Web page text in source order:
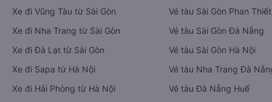
Xe đi Vũng Tàu từ Sài Gòn
Xe đi Nha Trang từ Sài Gòn
Xe đi Đà Lạt từ Sài Gòn
Xe đi Sapa từ Hà Nội
Xe đi Hải Phòng từ Hà Nội
Vé tàu Sài Gòn Phan Thiết
Vé tàu Sài Gòn Đà Nẵng
Vé tàu Sài Gòn Hà Nội
Vé tàu Nha Trang Đà
Vé tàu Đà Nẵng Huế